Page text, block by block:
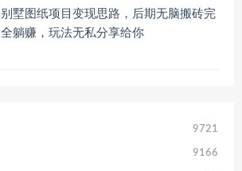
别墅图纸项目变现思路，后期无脑搬砖完
全躺赚，玩法无私分享给你
9721
9166